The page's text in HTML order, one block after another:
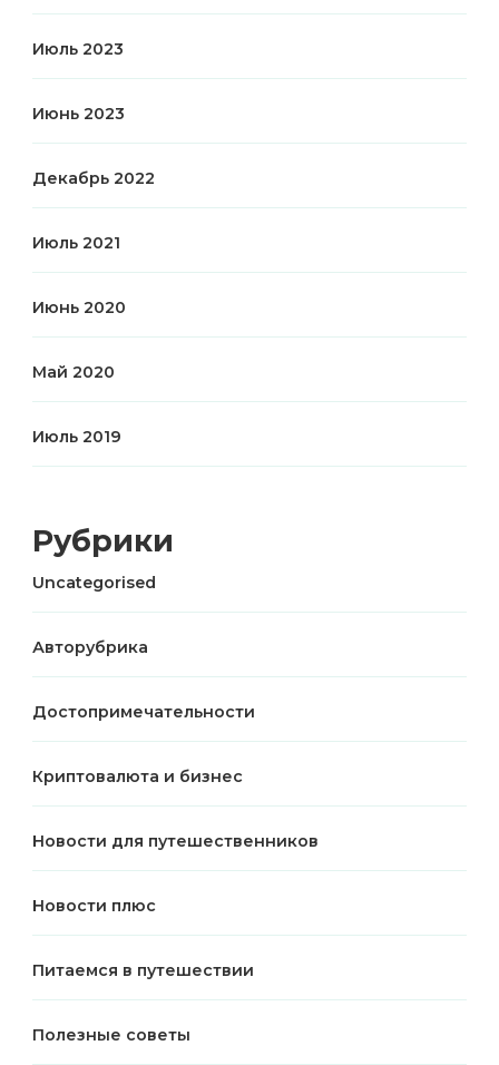
Июль 2023
Июнь 2023
Декабрь 2022
Июль 2021
Июнь 2020
Май 2020
Июль 2019
Рубрики
Uncategorised
Авторубрика
Достопримечательности
Криптовалюта и бизнес
Новости для путешественников
Новости плюс
Питаемся в путешествии
Полезные советы